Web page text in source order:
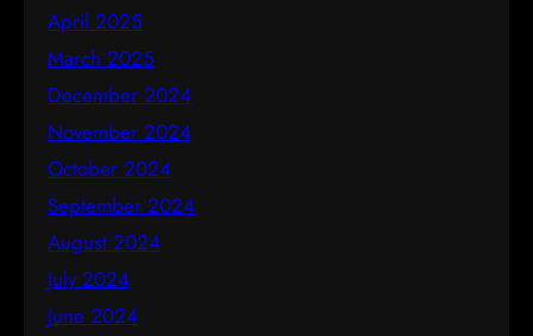
April 2025
March 2025
December 2024
November 2024
October 2024
September 2024
August 2024
July 2024
June 2024